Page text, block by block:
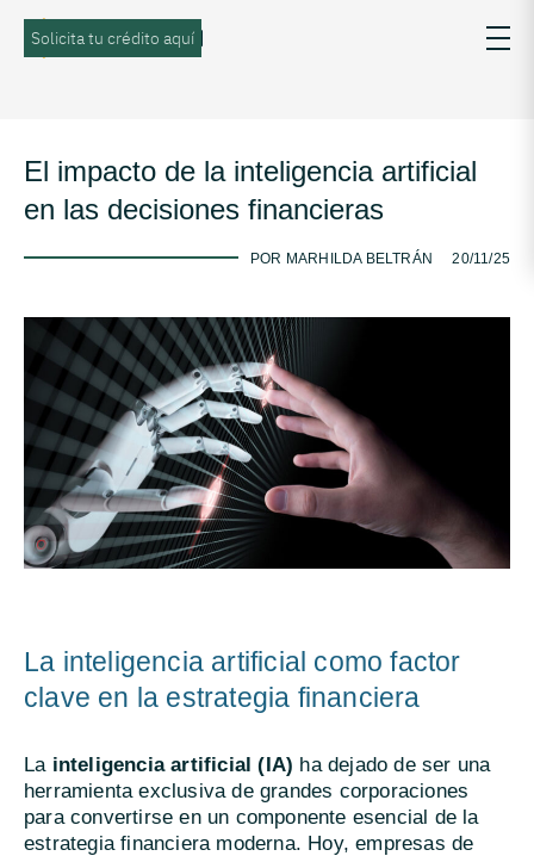
Solicita tu crédito aquí
El impacto de la inteligencia artificial
en las decisiones financieras
-
POR MARHILDA BELTRÁN 20/11/25
La inteligencia artificial como factor
clave en la estrategia financiera
La inteligencia artificial (IA) ha dejado de ser una
herramienta exclusiva de grandes corporaciones
para convertirse en un componente esencial de la
estrategia financiera moderna. Hoy, empresas de